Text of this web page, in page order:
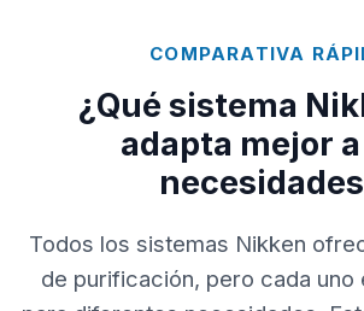
COMPARATIVA
¿Qué sistema
adapta mejor
Todos los sistemas Nikken
de purificación, pero cada uno